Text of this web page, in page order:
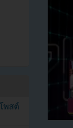
พสต์